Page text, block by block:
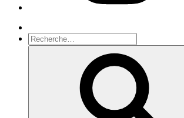
Recherche
pour